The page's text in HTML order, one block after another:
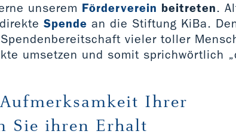
unserem Förderverein beitreten.
Spende an die Stiftung KiBa.
vieler toller
umsetzen und somit sprichwörtlich
Ihrer
Sie ihren Erhalt